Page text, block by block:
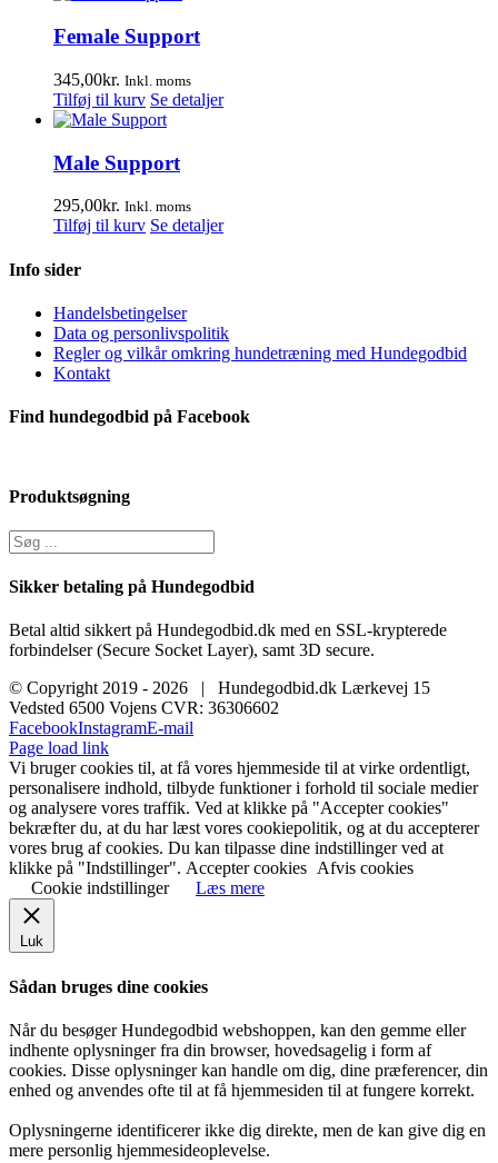
Female Support
345,00kr. Inkl. moms
Tilføj til kurv Se detaljer
Male Support
295,00kr. Inkl. moms
Tilføj til kurv Se detaljer
Info sider
Handelsbetingelser
Data og personlivspolitik
Regler og vilkår omkring hundetræning med Hundegodbid
Kontakt
Find hundegodbid på Facebook
Produktsøgning
Sikker betaling på Hundegodbid
Betal altid sikkert på Hundegodbid.dk med en SSL-krypterede
forbindelser (Secure Socket Layer), samt 3D secure.
© Copyright 2019 - 2026 | Hundegodbid.dk Lærkevej 15
Vedsted 6500 Vojens CVR: 36306602
FacebookInstagramE-mail
Page load link
Vi bruger cookies til, at få vores hjemmeside til at virke ordentligt,
personalisere indhold, tilbyde funktioner i forhold til sociale medier
og analysere vores traffik. Ved at klikke på "Accepter cookies"
bekræfter du, at du har læst vores cookiepolitik, og at du accepterer
vores brug af cookies. Du kan tilpasse dine indstillinger ved at
klikke på "Indstillinger". Accepter cookies Afvis cookies
Cookie indstillinger
Læs mere
Luk
Sådan bruges dine cookies
Når du besøger Hundegodbid webshoppen, kan den gemme eller
indhente oplysninger fra din browser, hovedsagelig i form af
cookies. Disse oplysninger kan handle om dig, dine præferencer, din
enhed og anvendes ofte til at få hjemmesiden til at fungere korrekt.
Oplysningerne identificerer ikke dig direkte, men de kan give dig en
mere personlig hjemmesideoplevelse.